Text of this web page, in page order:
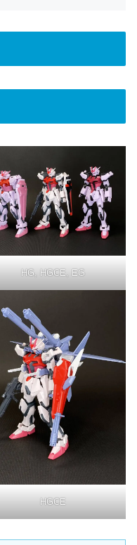
HG, HGCE, EG
HGCE